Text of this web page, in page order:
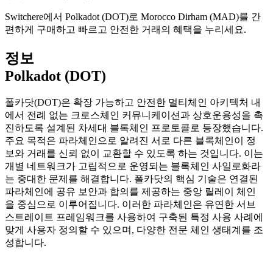
Switchere에서 Polkadot (DOT)로 Morocco Dirham (MAD)를 간
편하게 구매하고 빠르고 안전한 거래의 혜택을 누리세요.
정보
Polkadot (DOT)
폴카닷(DOT)은 확장 가능하고 안전한 멀티체인 아키텍처 내
에서 전례 없는 크로스체인 커뮤니케이션과 상호운용성을 촉
진하도록 설계된 차세대 블록체인 프로토콜로 등장했습니다.
주요 목적은 파라체인으로 알려진 서로 다른 블록체인이 정
보와 거래를 신뢰 없이 교환할 수 있도록 하는 것입니다. 이는
개별 네트워크가 고립적으로 운영되는 블록체인 사일로화라
는 중대한 문제를 해결합니다. 폴카닷의 핵심 기술은 연결된
파라체인에 공유 보안과 합의를 제공하는 중앙 릴레이 체인
을 중심으로 이루어집니다. 이러한 파라체인은 유연한 서브
스트레이트 프레임워크를 사용하여 구축된 특정 사용 사례에
맞게 사용자 정의할 수 있으며, 다양한 전문 체인 생태계를 조
성합니다.